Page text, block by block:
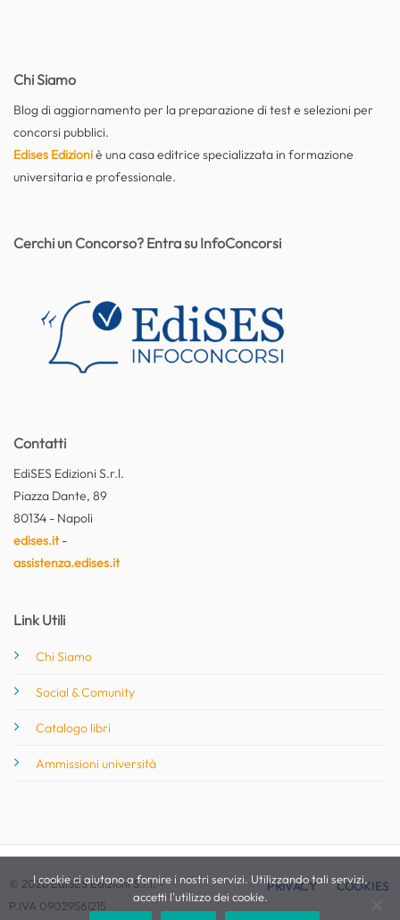
Chi Siamo
Blog di aggiornamento per la preparazione di test e selezioni per
concorsi pubblici.
Edises Edizioniè una casa editrice specializzata in formazione
universitaria e professionale.
Contatti
EdiSES Edizioni S.r.l.
Piazza Dante, 89
80134 - Napoli
edises.it-
assistenza.edises.it
Link Utili
Chi Siamo
Social & Comunity
Catalogo libri
Ammissioni università
Cerchi un Concorso? Entra su InfoConcorsi
© 2026 EdiSES Edizioni S.r.l. -
P.IVA 09029561215
PRIVACY COOKIES
I cookie ci aiutano a fornire i nostri servizi. Utilizzando tali servizi,
accetti l'utilizzo dei cookie.